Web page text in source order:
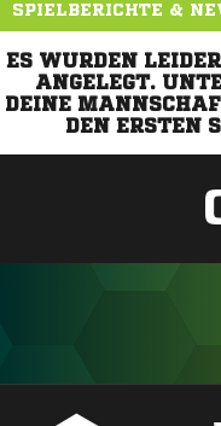
SPIELBERICHTE &
ES WURDEN
ANGELEGT.
DEINE
DEN ERSTEN